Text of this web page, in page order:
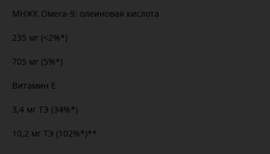
МНЖК Омега-9: олеиновая кислота
235 мг (<2%*)
705 мг (5%*)
Витамин Е
3,4 мг ТЭ (34%*)
10,2 мг ТЭ (102%*)**